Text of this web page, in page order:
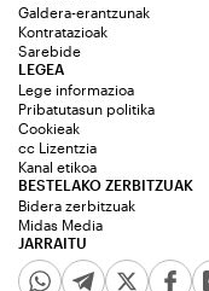
Galdera-erantzunak
Kontratazioak
Sarebide
JARRAITU
LEGEA
Lege informazioa
Pribatutasun politika
Cookieak
cc Lizentzia
Kanal etikoa
BESTELAKO ZERBITZUAK
Bidera zerbitzuak
Midas Media